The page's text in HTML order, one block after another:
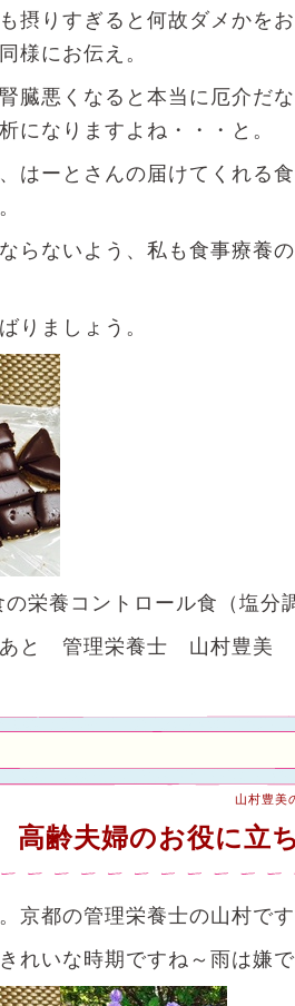
摂りすぎると何故ダメかを
様にお伝え。
臓悪くなると本当に厄介だ
になりますよね・・・と。
はーとさんの届けてくれる
らないよう、私も食事療養
りましょう。
の栄養コントロール食（塩分
あと 管理栄養士 山村豊美
高齢夫婦のお役に立
山村豊美
京都の管理栄養士の山村で
れいな時期ですね～雨は嫌